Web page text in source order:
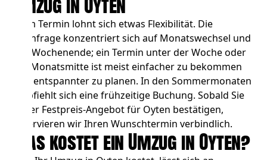
Beim Termin lohnt sich etwas Flexibilität. Die
Nachfrage konzentriert sich auf Monatswechsel und
das Wochenende; ein Termin unter der Woche oder
zur Monatsmitte ist meist einfacher zu bekommen
und entspannter zu planen. In den Sommermonaten
empfiehlt sich eine frühzeitige Buchung. Sobald Sie
unser Festpreis-Angebot für Oyten bestätigen,
reservieren wir Ihren Wunschtermin verbindlich.
Was kostet ein Umzug in Oyten?